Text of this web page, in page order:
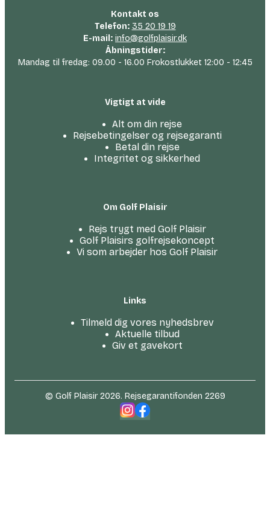
Kontakt os
Telefon: 35 20 19 19
E-mail: info@golfplaisir.dk
Åbningstider:
Mandag til fredag: 09.00 - 16.00 Frokostlukket 12:00 - 12:45
Vigtigt at vide
Alt om din rejse
Rejsebetingelser og rejsegaranti
Betal din rejse
Integritet og sikkerhed
Om Golf Plaisir
Rejs trygt med Golf Plaisir
Golf Plaisirs golfrejsekoncept
Vi som arbejder hos Golf Plaisir
Links
Tilmeld dig vores nyhedsbrev
Aktuelle tilbud
Giv et gavekort
© Golf Plaisir 2026. Rejsegarantifonden 2269